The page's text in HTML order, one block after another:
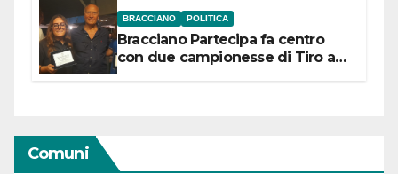
BRACCIANO POLITICA
Bracciano Partecipa fa centro
con due campionesse di Tiro a
Comuni